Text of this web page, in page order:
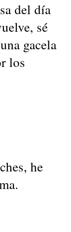
del día
sé
gacela
los
he